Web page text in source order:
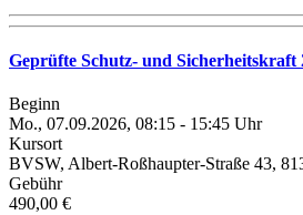
Geprüfte Schutz- und Sicherheitskraft
Beginn
Mo., 07.09.2026, 08:15 - 15:45 Uhr
Kursort
BVSW, Albert-Roßhaupter-Straße 43,
Gebühr
490,00 €